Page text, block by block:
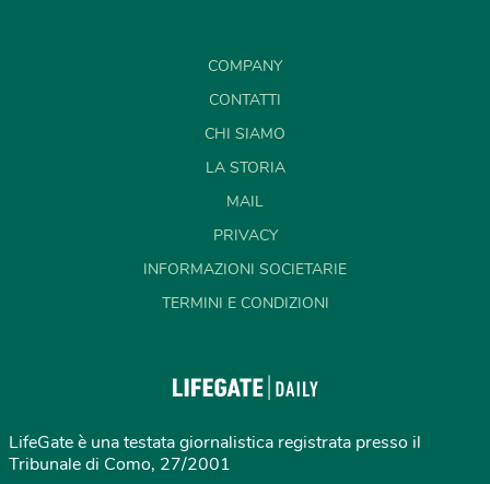
COMPANY
CONTATTI
CHI SIAMO
LA STORIA
MAIL
PRIVACY
INFORMAZIONI SOCIETARIE
TERMINI E CONDIZIONI
LifeGate è una testata giornalistica registrata presso il
Tribunale di Como, 27/2001